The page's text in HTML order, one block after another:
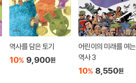
역사를 담은 토기
10% 9,900원
어린이의 미래를 여는
역사 3
10% 8,550원